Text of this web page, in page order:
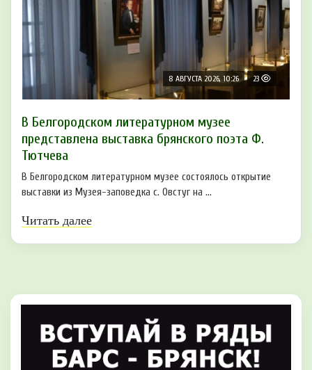
8 АВГУСТА 2026, 10:26 23
В Белгородском литературном музее
представлена выставка брянского поэта Ф.
Тютчева
В Белгородском литературном музее состоялось открытие
выставки из Музея-заповедка с. Овстуг на ...
Читать далее